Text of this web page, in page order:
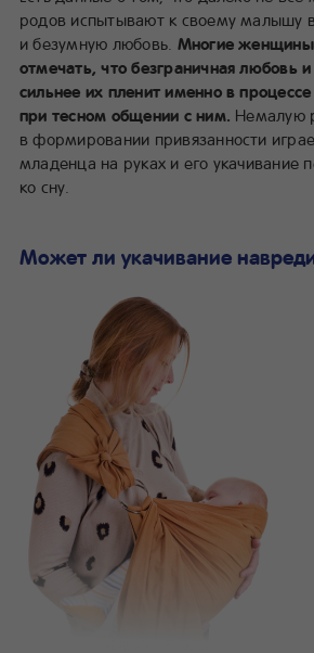
родов испытывают к своему малышу
и безумную любовь. Многие
отмечать, что безграничная любовь
сильнее их пленит именно в
при тесном общении с ним. Немалую
в формировании привязанности
младенца на руках и его укачивание
ко сну.
Может ли укачивание